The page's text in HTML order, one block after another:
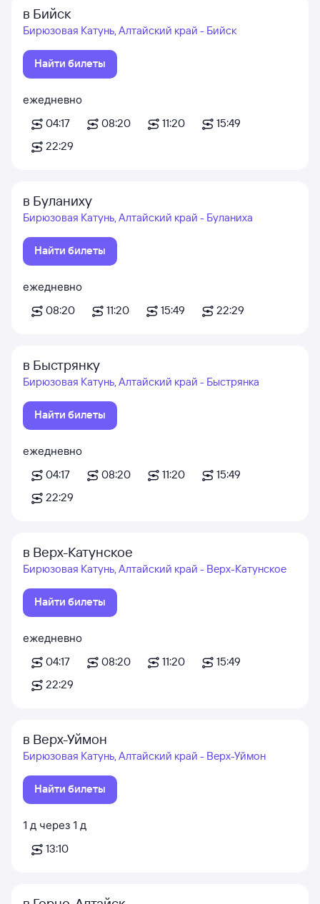
в Бийск
Бирюзовая Катунь, Алтайский край - Бийск
Найти билеты
ежедневно
04:17
08:20 11:20
15:49
22:29
в Буланиху
Бирюзовая Катунь, Алтайский край - Буланиха
Найти билеты
ежедневно
08:20
11:20 15:49 22:29
в Быстрянку
Бирюзовая Катунь, Алтайский край - Быстрянка
Найти билеты
ежедневно
04:17
08:20 11:20
15:49
22:29
в Верх-Катунское
Бирюзовая Катунь, Алтайский край - Верх-Катунское
Найти билеты
ежедневно
04:17
08:20 11:20
15:49
22:29
в Верх-Уймон
Бирюзовая Катунь, Алтайский край - Верх-Уймон
Найти билеты
1 д через 1 д
13:10